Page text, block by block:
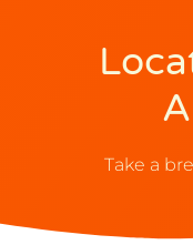
Take a